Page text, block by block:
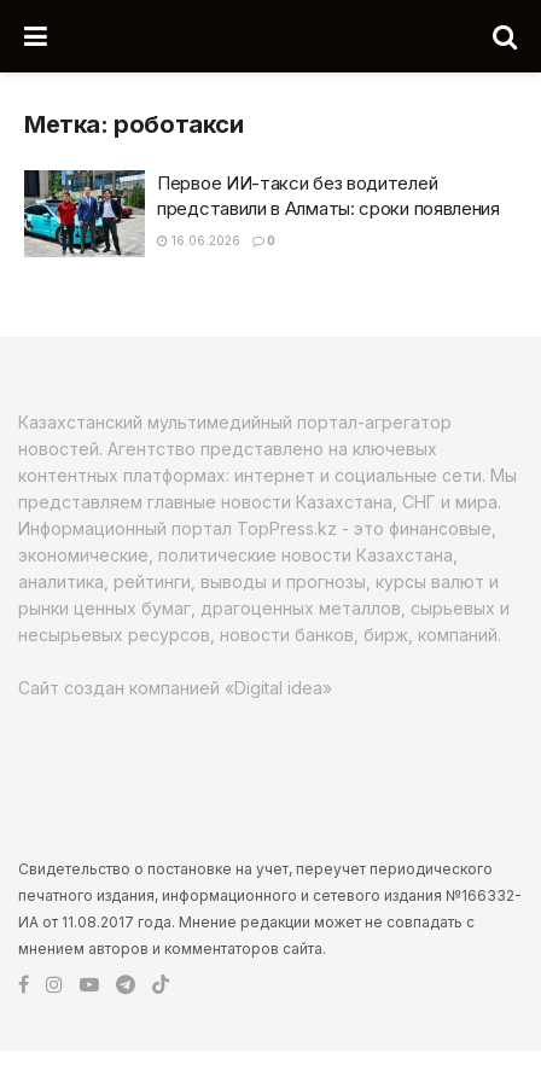
Метка: роботакси
Первое ИИ-такси без водителей
представили в Алматы: сроки появления
16.06.2026 0
Казахстанский мультимедийный портал-агрегатор
новостей. Агентство представлено на ключевых
контентных платформах: интернет и социальные сети. Мы
представляем главные новости Казахстана, СНГ и мира.
Информационный портал TopPress.kz - это финансовые,
экономические, политические новости Казахстана,
аналитика, рейтинги, выводы и прогнозы, курсы валют и
рынки ценных бумаг, драгоценных металлов, сырьевых и
несырьевых ресурсов, новости банков, бирж, компаний.
Сайт создан компанией «Digital idea»
Свидетельство о постановке на учет, переучет периодического
печатного издания, информационного и сетевого издания №166332-
ИА от 11.08.2017 года. Мнение редакции может не совпадать с
мнением авторов и комментаторов сайта.